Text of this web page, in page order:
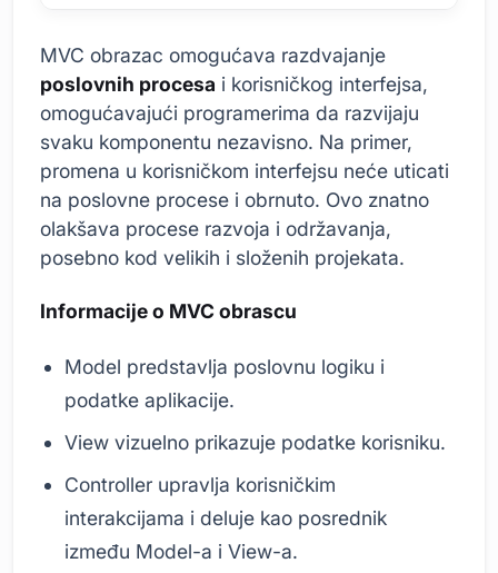
MVC obrazac omogućava razdvajanje
poslovnih procesa i korisničkog interfejsa,
omogućavajući programerima da razvijaju
svaku komponentu nezavisno. Na primer,
promena u korisničkom interfejsu neće uticati
na poslovne procese i obrnuto. Ovo znatno
olakšava procese razvoja i održavanja,
posebno kod velikih i složenih projekata.
Informacije o MVC obrascu
Model predstavlja poslovnu logiku i
podatke aplikacije.
View vizuelno prikazuje podatke korisniku.
Controller upravlja korisničkim
interakcijama i deluje kao posrednik
između Model-a i View-a.